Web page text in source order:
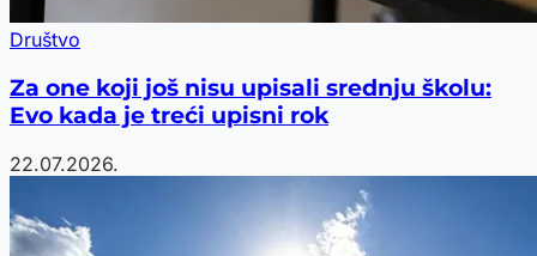
Društvo
Za one koji još nisu upisali srednju školu:
Evo kada je treći upisni rok
22.07.2026.